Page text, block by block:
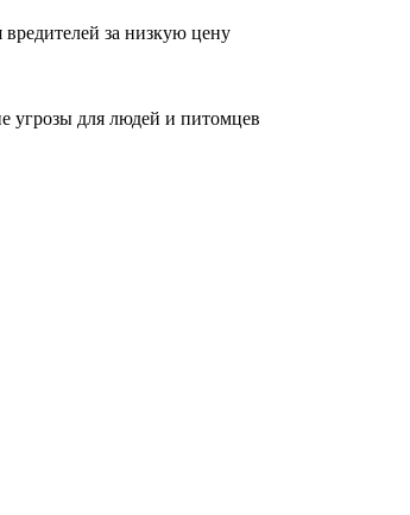
за низкую цену
угрозы для людей и питомцев